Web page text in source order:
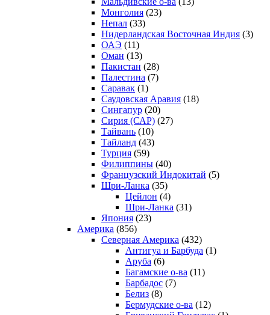
Монголия (23)
Непал (33)
Нидерландская Восточная Индия (3)
ОАЭ (11)
Оман (13)
Пакистан (28)
Палестина (7)
Саравак (1)
Саудовская Аравия (18)
Сингапур (20)
Сирия (САР) (27)
Тайвань (10)
Тайланд (43)
Турция (59)
Филиппины (40)
Французский Индокитай (5)
Шри-Ланка (35)
Цейлон (4)
Шри-Ланка (31)
Япония (23)
Америка (856)
Северная Америка (432)
Антигуа и Барбуда (1)
Аруба (6)
Багамские о-ва (11)
Барбадос (7)
Белиз (8)
Бермудские о-ва (12)